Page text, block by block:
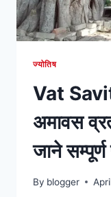
ज्योतिष
Vat
अमावस
जाने सम्पूर्ण
By blogger